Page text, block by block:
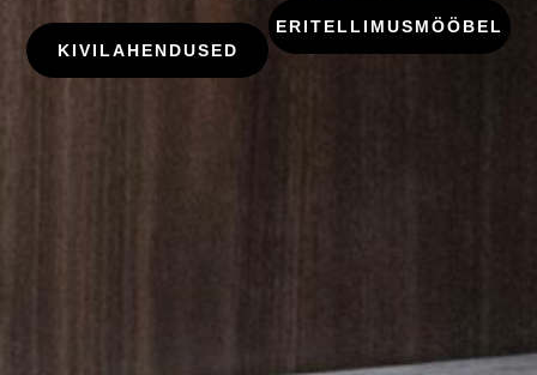
KIVILAHENDUSED
ERITELLIMUSMÖÖBEL